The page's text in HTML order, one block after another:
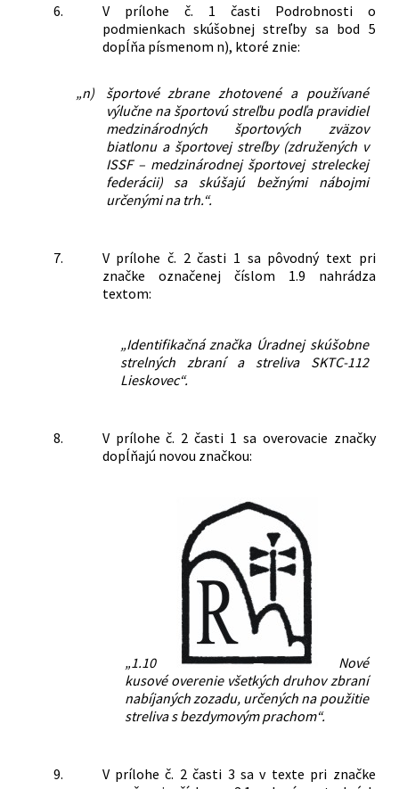
6.
V prílohe č. 1 časti Podrobnosti o
podmienkach skúšobnej streľby sa bod 5
dopĺňa písmenom n), ktoré znie:
„n)
športové zbrane zhotovené a používané
výlučne na športovú streľbu podľa pravidiel
medzinárodných športových zväzov
biatlonu a športovej streľby (združených v
ISSF – medzinárodnej športovej streleckej
federácii) sa skúšajú bežnými nábojmi
určenými na trh.“.
7.
V prílohe č. 2 časti 1 sa pôvodný text pri
značke označenej číslom 1.9 nahrádza
textom:
„Identifikačná značka Úradnej skúšobne
strelných zbraní a streliva SKTC-112
Lieskovec“.
8.
V prílohe č. 2 časti 1 sa overovacie značky
dopĺňajú novou značkou:
„1.10
Nové
kusové overenie všetkých druhov zbraní
nabíjaných zozadu, určených na použitie
streliva s bezdymovým prachom“.
9.
V prílohe č. 2 časti 3 sa v texte pri značke